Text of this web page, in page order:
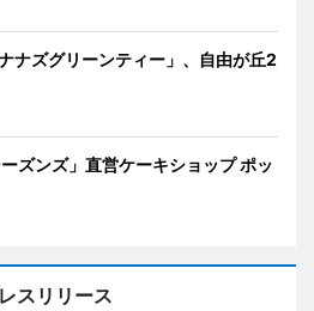
ナズグリーンティー」、自由が丘2
ズンズ」直営ケーキショップ ポッ
スリリース